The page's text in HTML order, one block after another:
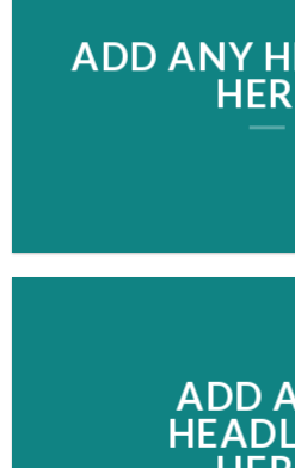
ADD ANY
ADD